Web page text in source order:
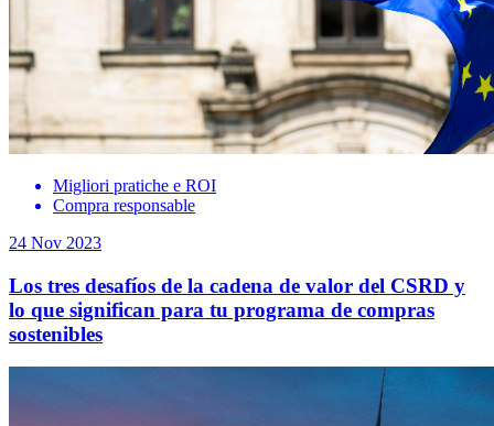
Migliori pratiche e ROI
Compra responsable
24 Nov 2023
Los tres desafíos de la cadena de valor del CSRD y
lo que significan para tu programa de compras
sostenibles